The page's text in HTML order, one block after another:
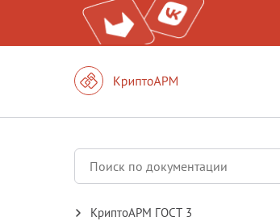
КриптоАРМ ГОСТ 3